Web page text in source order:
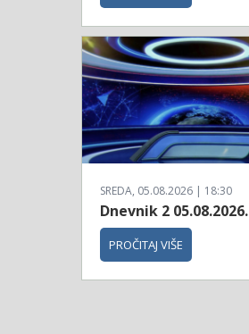
SREDA, 05.08.2026 | 18:30
Dnevnik 2 05.08.2026.
PROČITAJ VIŠE